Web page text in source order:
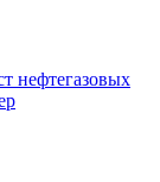
нефтегазовых